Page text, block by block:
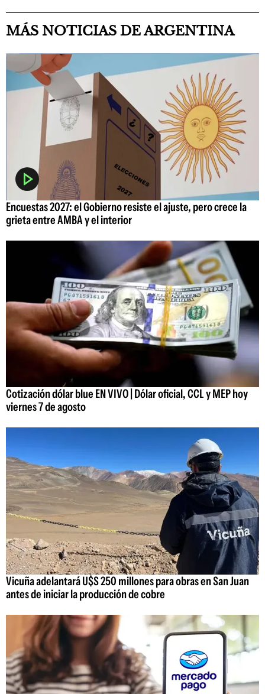
MÁS NOTICIAS DE ARGENTINA
Encuestas 2027: el Gobierno resiste el ajuste, pero crece la
grieta entre AMBA y el interior
Cotización dólar blue EN VIVO | Dólar oficial, CCL y MEP hoy
viernes 7 de agosto
Vicuña adelantará U$S 250 millones para obras en San Juan
antes de iniciar la producción de cobre